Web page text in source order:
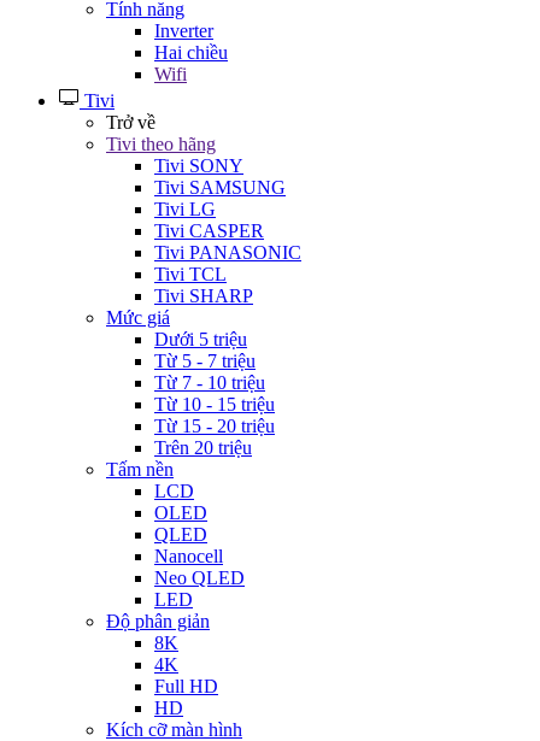
Tính năng
Inverter
Hai chiều
Wifi
Tivi
Trở về
Tivi theo hãng
Tivi SONY
Tivi SAMSUNG
Tivi LG
Tivi CASPER
Tivi PANASONIC
Tivi TCL
Tivi SHARP
Mức giá
Dưới 5 triệu
Từ 5 - 7 triệu
Từ 7 - 10 triệu
Từ 10 - 15 triệu
Từ 15 - 20 triệu
Trên 20 triệu
Tấm nền
LCD
OLED
QLED
Nanocell
Neo QLED
LED
Độ phân giản
8K
4K
Full HD
HD
Kích cỡ màn hình